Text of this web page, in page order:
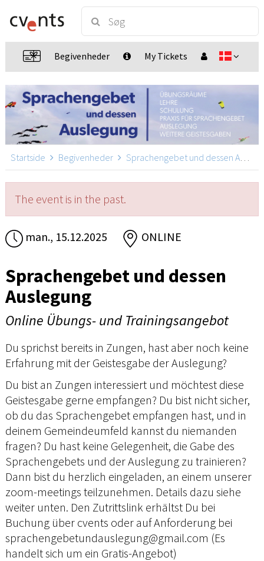
Begivenheder My Tickets
Startside Begivenheder Sprachengebet und dessen Auslegung
The event is in the past.
man., 15.12.2025 ONLINE
Sprachengebet und dessen
Auslegung
Online Übungs- und Trainingsangebot
Du sprichst bereits in Zungen, hast aber noch keine
Erfahrung mit der Geistesgabe der Auslegung?
Du bist an Zungen interessiert und möchtest diese
Geistesgabe gerne empfangen? Du bist nicht sicher,
ob du das Sprachengebet empfangen hast, und in
deinem Gemeindeumfeld kannst du niemanden
fragen? Du hast keine Gelegenheit, die Gabe des
Sprachengebets und der Auslegung zu trainieren?
Dann bist du herzlich eingeladen, an einem unserer
zoom-meetings teilzunehmen. Details dazu siehe
weiter unten. Den Zutrittslink erhältst Du bei
Buchung über cvents oder auf Anforderung bei
sprachengebetundauslegung@gmail.com (Es
handelt sich um ein Gratis-Angebot)